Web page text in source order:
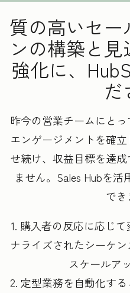
質の高いセー
ンの構築と
強化に、
だ
昨今の営業チームにと
エンゲージメントを確
せ続け、収益目標を達
ません。Sales Hubを
でき
1. 購入者の反応に応じ
ナライズされたシーケ
スケールア
2. 定型業務を自動化す